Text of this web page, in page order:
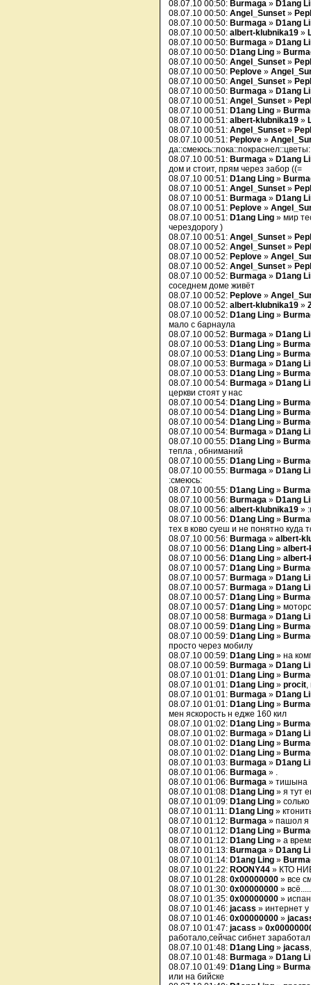
08.07.10 00:50: Burmaga » D1ang
08.07.10 00:50: Angel_Sunset »
08.07.10 00:50: Burmaga » D1ang
08.07.10 00:50: albert-klubnika19 »
08.07.10 00:50: Burmaga » D1ang
08.07.10 00:50: D1ang Ling »
08.07.10 00:50: Angel_Sunset »
08.07.10 00:50: Peplove »
08.07.10 00:50: Angel_Sunset »
08.07.10 00:50: Burmaga » D1ang
08.07.10 00:51: Angel_Sunset »
08.07.10 00:51: D1ang Ling »
08.07.10 00:51: albert-klubnika19 »
08.07.10 00:51: Angel_Sunset »
08.07.10 00:51: Peplove »
да::смеюсь::пока::покраснел::цветы:
08.07.10 00:51: Burmaga » D1ang
дом и стоит, прям через забор ((=
08.07.10 00:51: D1ang Ling »
08.07.10 00:51: Angel_Sunset »
08.07.10 00:51: Burmaga » D1ang
08.07.10 00:51: Peplove »
08.07.10 00:51: D1ang Ling » мир
черездорогу )
08.07.10 00:51: Angel_Sunset »
08.07.10 00:52: Angel_Sunset »
08.07.10 00:52: Peplove »
08.07.10 00:52: Angel_Sunset »
08.07.10 00:52: Burmaga » D1ang
соседнем доме живёт
08.07.10 00:52: Peplove »
08.07.10 00:52: albert-klubnika19 »
08.07.10 00:52: D1ang Ling »
мало с барнаула
08.07.10 00:52: Burmaga » D1ang
08.07.10 00:53: D1ang Ling »
08.07.10 00:53: D1ang Ling »
08.07.10 00:53: Burmaga » D1ang
08.07.10 00:53: D1ang Ling »
08.07.10 00:54: Burmaga » D1ang
церкви стоят у нас
08.07.10 00:54: D1ang Ling »
08.07.10 00:54: D1ang Ling »
08.07.10 00:54: D1ang Ling »
08.07.10 00:54: Burmaga » D1ang
08.07.10 00:55: D1ang Ling »
тепла , обниманий
08.07.10 00:55: D1ang Ling »
08.07.10 00:55: Burmaga » D1ang
:смеюсь:
08.07.10 00:55: D1ang Ling »
08.07.10 00:56: Burmaga » D1ang
08.07.10 00:56: albert-klubnika19 »
08.07.10 00:56: D1ang Ling »
тех в ково суеш и не понятно куда
08.07.10 00:56: Burmaga » albert-
08.07.10 00:56: D1ang Ling » albert-
08.07.10 00:56: D1ang Ling » albert-
08.07.10 00:57: D1ang Ling »
08.07.10 00:57: Burmaga » D1ang
08.07.10 00:57: Burmaga » D1ang
08.07.10 00:57: D1ang Ling »
08.07.10 00:57: D1ang Ling »
08.07.10 00:58: Burmaga » D1ang
08.07.10 00:59: D1ang Ling »
08.07.10 00:59: D1ang Ling »
просто через мобилу
08.07.10 00:59: D1ang Ling » на
08.07.10 00:59: Burmaga » D1ang
08.07.10 01:01: D1ang Ling »
08.07.10 01:01: D1ang Ling » procit,
08.07.10 01:01: Burmaga » D1ang
08.07.10 01:01: D1ang Ling »
мен яскорость н едже 160 кил
08.07.10 01:02: D1ang Ling »
08.07.10 01:02: Burmaga » D1ang
08.07.10 01:02: D1ang Ling »
08.07.10 01:02: D1ang Ling »
08.07.10 01:03: Burmaga » D1ang
08.07.10 01:06: Burmaga » .
08.07.10 01:06: Burmaga » тишына
08.07.10 01:08: D1ang Ling » я тут
08.07.10 01:09: D1ang Ling »
08.07.10 01:11: D1ang Ling »
08.07.10 01:12: Burmaga » пашол я
08.07.10 01:12: D1ang Ling »
08.07.10 01:12: D1ang Ling » а
08.07.10 01:13: Burmaga » D1ang
08.07.10 01:14: D1ang Ling »
08.07.10 01:22: ROONY44 » КТО
08.07.10 01:28: 0x00000000 » все
08.07.10 01:30: 0x00000000 »
08.07.10 01:35: 0x00000000 »
08.07.10 01:46: jacass » интернет
08.07.10 01:46: 0x00000000 »
08.07.10 01:47: jacass »
работало,сейчас сибнет
08.07.10 01:48: D1ang Ling » jacass
08.07.10 01:48: Burmaga » D1ang
08.07.10 01:49: D1ang Ling »
или на бийске